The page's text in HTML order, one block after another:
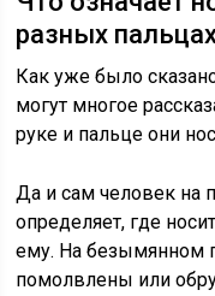
разных
Как уже было
могут многое
руке и пальце они
Да и сам человек на
определяет, где
ему. На безымянном
помолвлены или